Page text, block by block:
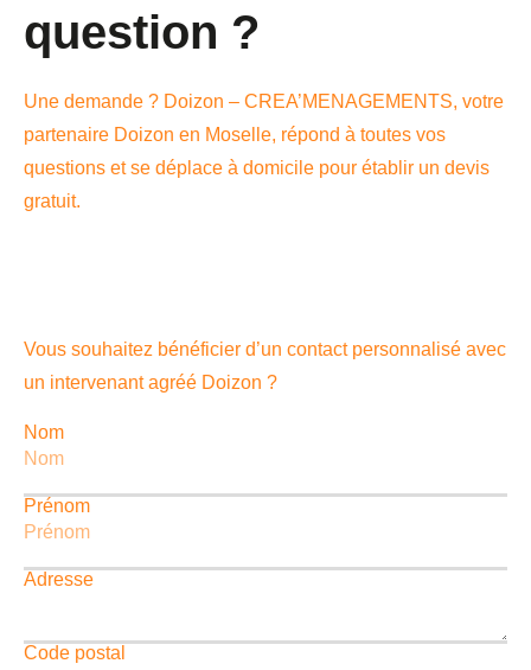
question ?
Une demande ? Doizon – CREA’MENAGEMENTS, votre
partenaire Doizon en Moselle, répond à toutes vos
questions et se déplace à domicile pour établir un devis
gratuit.
Vous souhaitez bénéficier d’un contact personnalisé avec
un intervenant agréé Doizon ?
Nom
Prénom
Adresse
Code postal